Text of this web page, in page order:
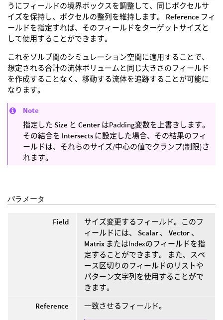
うにフィールドの境界ボックスを調整して、同じボクセルサ
イズを保持し、ボクセルの整列を維持します。 Reference フィ
ールドを指定すれば、そのフィールドをターゲットサイズと
して使用することができます。
これをソルブ間のシミュレーション空間に適用することで、
想定される合計の流体ボリュームと同じ大きさのフィールド
を作成することなく、移動する流体を追跡することが可能に
なります。
Note
指定した Size と Center はPadding変数を上書きします。
その結合を Intersects に設定した場合、その結果のフィ
ールドは、それらのサイズ/中心の値でクランプ(制限)さ
れます。
パラメータ
Field
サイズ変更するフィールド。このフ
ィールドには、 Scalar 、 Vector 、
Matrix またはIndexのフィールドを指
定することができます。 また、スペ
ース区切りのフィールドのリストや
パターン文字列を使用することがで
きます。
Reference
一致させるフィールド。